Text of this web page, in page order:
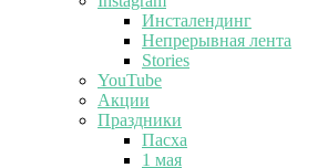
Инсталендинг
Непрерывная лента
Stories
YouTube
Акции
Праздники
Пасха
1 мая